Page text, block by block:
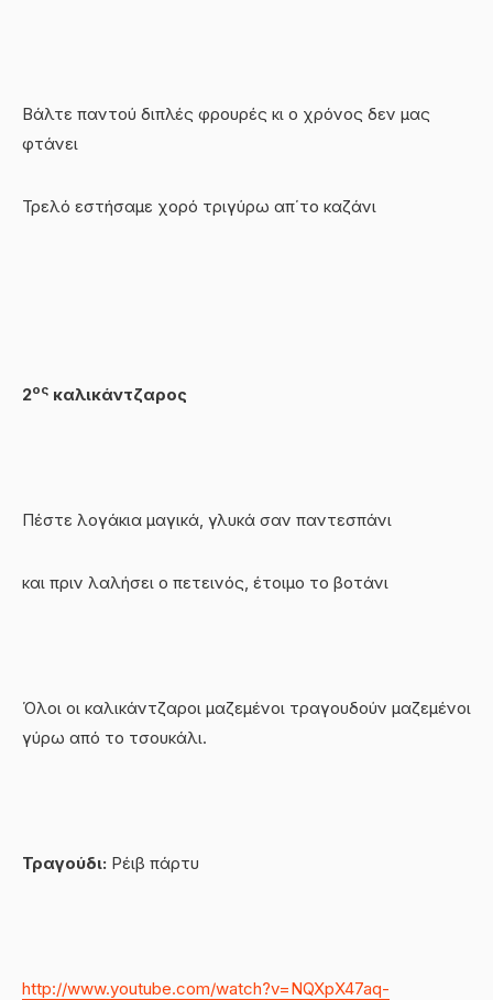
Βάλτε παντού διπλές φρουρές κι ο χρόνος δεν μας
φτάνει
Τρελό εστήσαμε χορό τριγύρω απ΄το καζάνι
2ος καλικάντζαρος
Πέστε λογάκια μαγικά, γλυκά σαν παντεσπάνι
και πριν λαλήσει ο πετεινός, έτοιμο το βοτάνι
Όλοι οι καλικάντζαροι μαζεμένοι τραγουδούν μαζεμένοι
γύρω από το τσουκάλι.
Τραγούδι: Ρέιβ πάρτυ
http://www.youtube.com/watch?v=NQXpX47aq-